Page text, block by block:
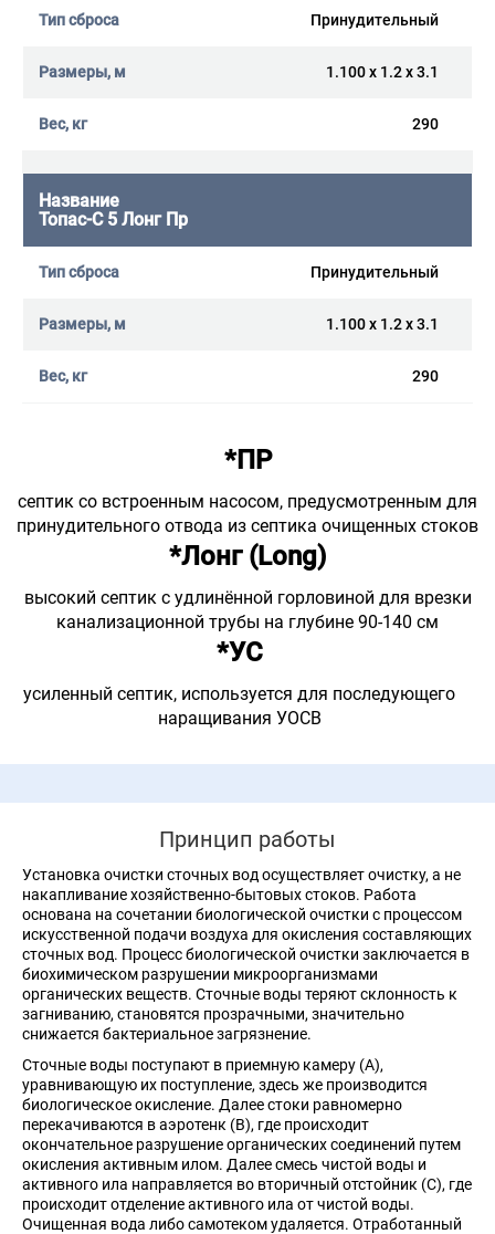
Принудительный
1.100 x 1.2 x 3.1
290
Топас-С 5 Лонг Пр
Принудительный
1.100 x 1.2 x 3.1
290
*ПР
септик со встроенным насосом, предусмотренным для
принудительного отвода из септика очищенных стоков
*Лонг (Long)
высокий септик с удлинённой горловиной для врезки
канализационной трубы на глубине 90-140 см
*УС
усиленный септик, используется для последующего
наращивания УОСВ
Принцип работы
Установка очистки сточных вод осуществляет очистку, а не
накапливание хозяйственно-бытовых стоков. Работа
основана на сочетании биологической очистки с процессом
искусственной подачи воздуха для окисления составляющих
сточных вод. Процесс биологической очистки заключается в
биохимическом разрушении микроорганизмами
органических веществ. Сточные воды теряют склонность к
загниванию, становятся прозрачными, значительно
снижается бактериальное загрязнение.
Сточные воды поступают в приемную камеру (А),
уравнивающую их поступление, здесь же производится
биологическое окисление. Далее стоки равномерно
перекачиваются в аэротенк (B), где происходит
окончательное разрушение органических соединений путем
окисления активным илом. Далее смесь чистой воды и
активного ила направляется во вторичный отстойник (C), где
происходит отделение активного ила от чистой воды.
Очищенная вода либо самотеком удаляется. Отработанный